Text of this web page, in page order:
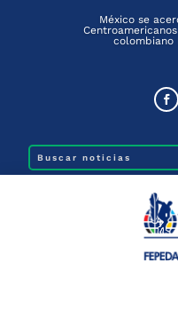
México se
colombiano